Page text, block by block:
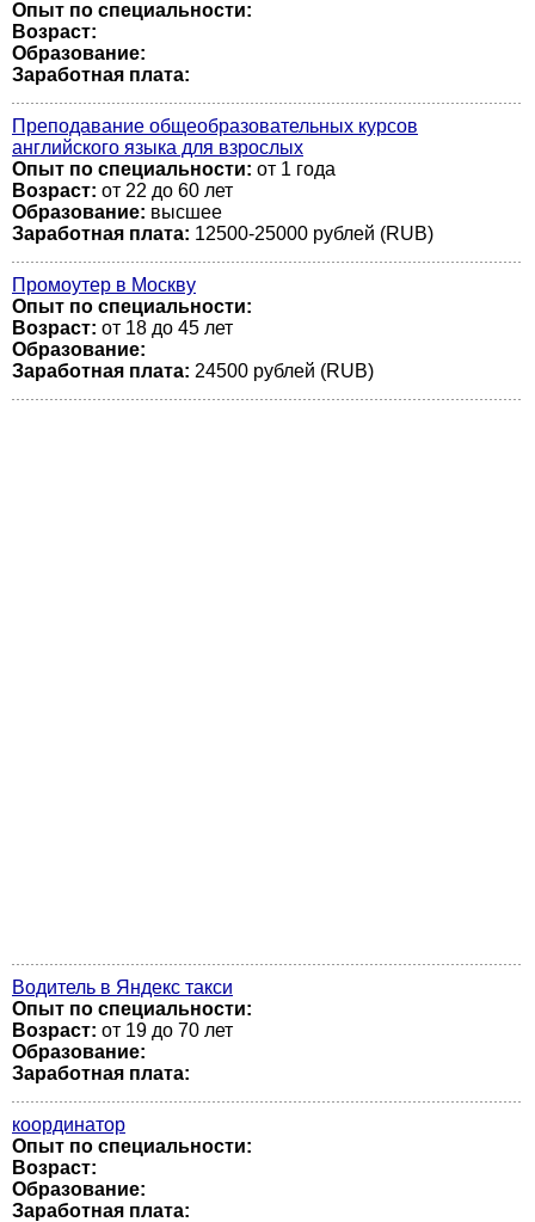
Опыт по специальности:
Возраст:
Образование:
Заработная плата:
Преподавание общеобразовательных курсов
английского языка для взрослых
Опыт по специальности: от 1 года
Возраст: от 22 до 60 лет
Образование: высшее
Заработная плата: 12500-25000 рублей (RUB)
Промоутер в Москву
Опыт по специальности:
Возраст: от 18 до 45 лет
Образование:
Заработная плата: 24500 рублей (RUB)
Водитель в Яндекс такси
Опыт по специальности:
Возраст: от 19 до 70 лет
Образование:
Заработная плата:
координатор
Опыт по специальности:
Возраст:
Образование:
Заработная плата: